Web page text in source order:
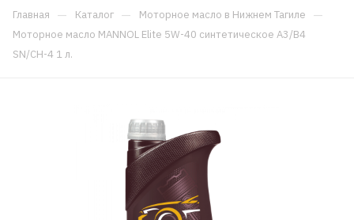
Главная — Каталог — Моторное масло в Нижнем Тагиле —
Моторное масло MANNOL Elite 5W-40 синтетическое A3/B4
SN/CH-4 1 л.